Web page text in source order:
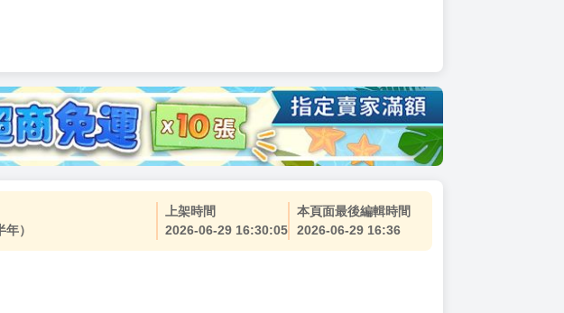
）
上架時間
2026-06-29 16:30:05
本頁面最後編輯時間
2026-06-29 16:36